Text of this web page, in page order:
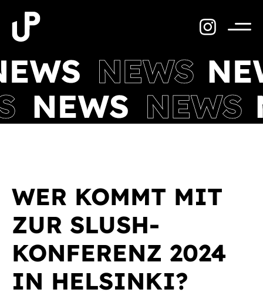
Inhalt
springen
WER KOMMT MIT
ZUR SLUSH-
KONFERENZ 2024
IN HELSINKI?